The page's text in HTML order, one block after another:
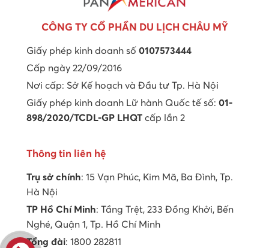
CÔNG TY CỔ PHẦN DU LỊCH CHÂU MỸ
Giấy phép kinh doanh số 0107573444
Cấp ngày 22/09/2016
Nơi cấp: Sở Kế hoạch và Đầu tư Tp. Hà Nội
Giấy phép kinh doanh Lữ hành Quốc tế số: 01-
898/2020/TCDL-GP LHQT cấp lần 2
Thông tin liên hệ
Trụ sở chính: 15 Vạn Phúc, Kim Mã, Ba Đình, Tp.
Hà Nội
TP Hồ Chí Minh: Tầng Trệt, 233 Đồng Khởi, Bến
Nghé, Quận 1, Tp. Hồ Chí Minh
Tổng đài: 1800 282811